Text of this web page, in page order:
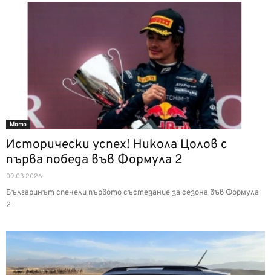
Мото
Исторически успех! Никола Цолов с
първа победа във Формула 2
09.03.2026
Българинът спечели първото състезание за сезона във Формула
2